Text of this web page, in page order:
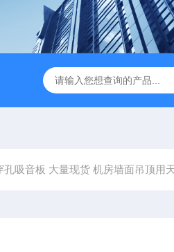
鑫鹏骏 岩棉天花板 防火
孔吸音板 大量现货 机房墙面吊顶用